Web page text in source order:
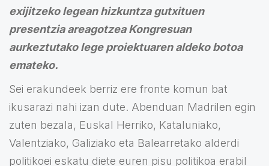
exijitzeko legean hizkuntza gutxituen
presentzia areagotzea Kongresuan
aurkeztutako lege proiektuaren aldeko botoa
emateko.
Sei erakundeek berriz ere fronte komun bat
ikusarazi nahi izan dute. Abenduan Madrilen egin
zuten bezala, Euskal Herriko, Kataluniako,
Valentziako, Galiziako eta Balearretako alderdi
politikoei eskatu diete euren pisu politikoa erabil